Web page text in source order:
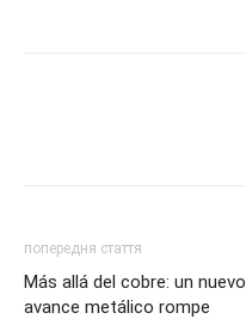
попередня стаття
Más allá del cobre: un nuevo
avance metálico rompe